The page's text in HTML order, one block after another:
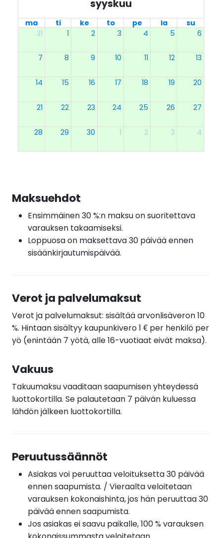
syyskuu
ma ti ke to pe la
su
31
1 2 3 4 5 6
7 8 9 10 11 12 13
14 15 16 17 18 19 20
21 22 23 24 25 26 27
28 29 30 1 2 3 4
Maksuehdot
Ensimmäinen 30 %:n maksu on suoritettava
varauksen takaamiseksi.
Loppuosa on maksettava 30 päivää ennen
sisäänkirjautumispäivää.
Verot ja palvelumaksut
Verot ja palvelumaksut: sisältää arvonlisäveron 10
%. Hintaan sisältyy kaupunkivero 1 € per henkilö per
yö (enintään 7 yötä, alle 16-vuotiaat eivät maksa).
Vakuus
Takuumaksu vaaditaan saapumisen yhteydessä
luottokortilla. Se palautetaan 7 päivän kuluessa
lähdön jälkeen luottokortilla.
Peruutussäännöt
Asiakas voi peruuttaa veloituksetta 30 päivää
ennen saapumista. / Vieraalta veloitetaan
varauksen kokonaishinta, jos hän peruuttaa 30
päivää ennen saapumista.
Jos asiakas ei saavu paikalle, 100 % varauksen